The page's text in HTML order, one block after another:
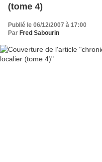
(tome 4)
Publié le 06/12/2007 à 17:00
Par Fred Sabourin